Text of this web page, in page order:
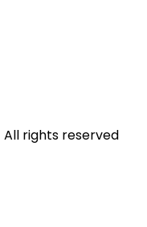
All rights reserved